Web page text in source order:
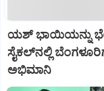
ಯಶ್‌ ಭಾಯಿಯನ್ನು
ಸೈಕಲ್‌ನಲ್ಲಿ
ಅಭಿಮಾನಿ